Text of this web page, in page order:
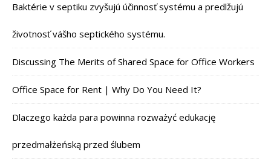
Baktérie v septiku zvyšujú účinnosť systému a predlžujú
životnosť vášho septického systému.
Discussing The Merits of Shared Space for Office Workers
Office Space for Rent | Why Do You Need It?
Dlaczego każda para powinna rozważyć edukację
przedmałżeńską przed ślubem